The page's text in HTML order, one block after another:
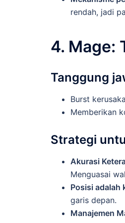
rendah, jadi
4. Mage:
Tanggung
Burst
Memberikan
Strategi
Akurasi
Menguasai
Posisi adalah
garis depan.
Manajemen